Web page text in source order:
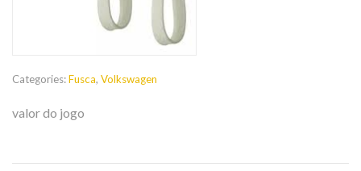
Categories:Fusca, Volkswagen
valor do jogo